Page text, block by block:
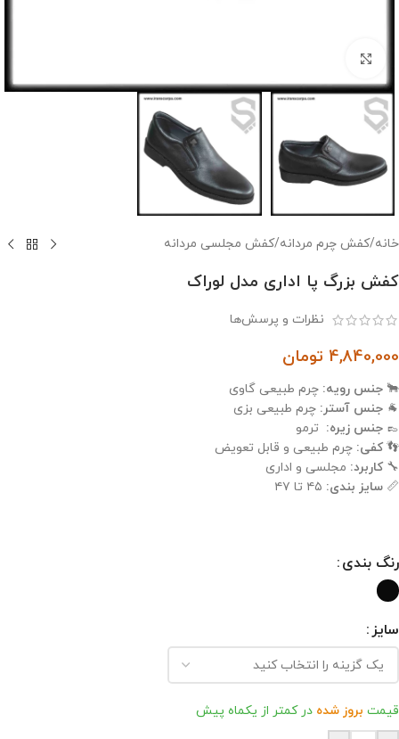
خانه/کفش چرم مردانه/کفش مجلسی مردانه
کفش بزرگ پا اداری مدل لوراک
نظرات و پرسش‌ها
4,840,000 تومان
🐂 جنس رویه: چرم طبیعی گاوی
🐐 جنس آستر: چرم طبیعی بزی
👞 جنس زیره: ترمو
👣کفی: چرم طبیعی و قابل تعویض
🔧کاربرد: مجلسی و اداری
📏 سایز بندی: ۴۵ تا ۴۷
رنگ بندی
سایز
قیمت بروز شده در کمتر از یکماه پیش